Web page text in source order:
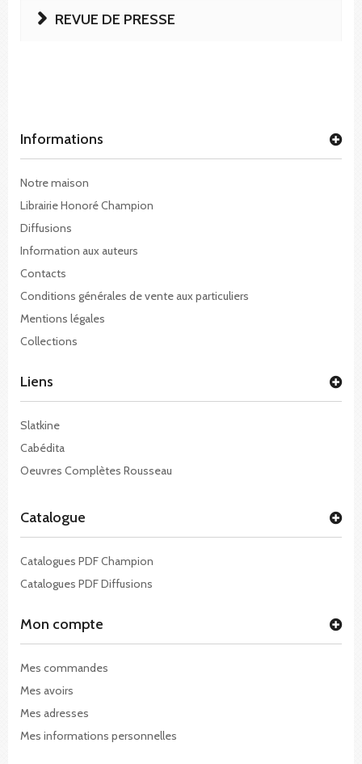
REVUE DE PRESSE
Informations
Notre maison
Librairie Honoré Champion
Diffusions
Information aux auteurs
Contacts
Conditions générales de vente aux particuliers
Mentions légales
Collections
Liens
Slatkine
Cabédita
Oeuvres Complètes Rousseau
Catalogue
Catalogues PDF Champion
Catalogues PDF Diffusions
Mon compte
Mes commandes
Mes avoirs
Mes adresses
Mes informations personnelles